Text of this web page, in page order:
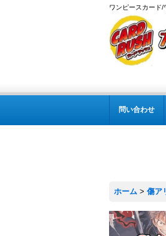
ワンピースカード/
問い合わせ
ホーム > 傷ア